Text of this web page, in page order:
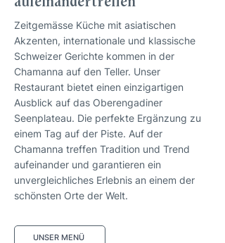
Zeitgemässe Küche mit asiatischen
Akzenten, internationale und klassische
Schweizer Gerichte kommen in der
Chamanna auf den Teller. Unser
Restaurant bietet einen einzigartigen
Ausblick auf das Oberengadiner
Seenplateau. Die perfekte Ergänzung zu
einem Tag auf der Piste. Auf der
Chamanna treffen Tradition und Trend
aufeinander und garantieren ein
unvergleichliches Erlebnis an einem der
schönsten Orte der Welt.
UNSER MENÜ